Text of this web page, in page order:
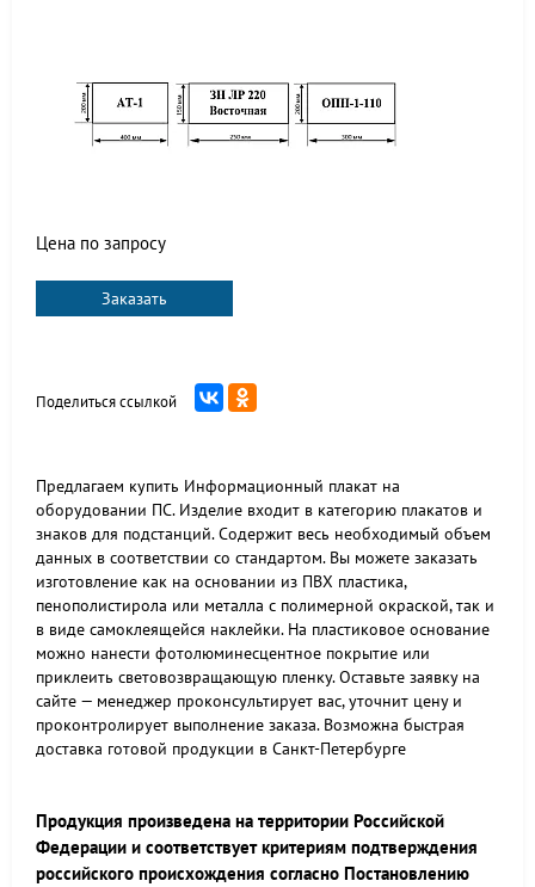
Цена по запросу
Заказать
Поделиться ссылкой
Предлагаем купить Информационный плакат на
оборудовании ПС. Изделие входит в категорию плакатов и
знаков для подстанций. Содержит весь необходимый объем
данных в соответствии со стандартом. Вы можете заказать
изготовление как на основании из ПВХ пластика,
пенополистирола или металла с полимерной окраской, так и
в виде самоклеящейся наклейки. На пластиковое основание
можно нанести фотолюминесцентное покрытие или
приклеить световозвращающую пленку. Оставьте заявку на
сайте — менеджер проконсультирует вас, уточнит цену и
проконтролирует выполнение заказа. Возможна быстрая
доставка готовой продукции в Санкт-Петербурге
Продукция произведена на территории Российской
Федерации и соответствует критериям подтверждения
российского происхождения согласно Постановлению